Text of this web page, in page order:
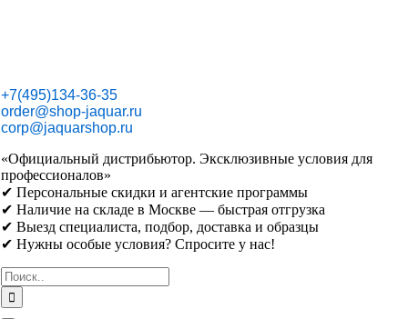
+7(495)134-36-35
order@shop-jaquar.ru
corp@jaquarshop.ru
«Официальный дистрибьютор. Эксклюзивные условия для
профессионалов»
✔ Персональные скидки и агентские программы
✔ Наличие на складе в Москве — быстрая отгрузка
✔ Выезд специалиста, подбор, доставка и образцы
✔ Нужны особые условия? Спросите у нас!
Результат
поиска: